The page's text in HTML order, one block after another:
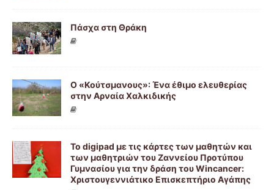
Πάσχα στη Θράκη
Ο «Κούτσμανους»: Ένα έθιμο ελευθερίας
στην Αρναία Χαλκιδικής
Το digipad με τις κάρτες των μαθητών και
των μαθητριών του Ζαννείου Προτύπου
Γυμνασίου για την δράση του Wincancer:
Χριστουγεννιάτικο Επισκεπτήριο Αγάπης